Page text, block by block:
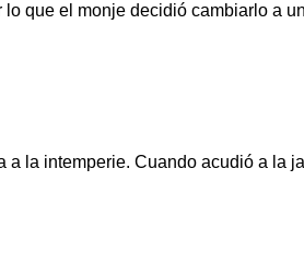
que el monje decidió cambiarlo a
la intemperie. Cuando acudió a la